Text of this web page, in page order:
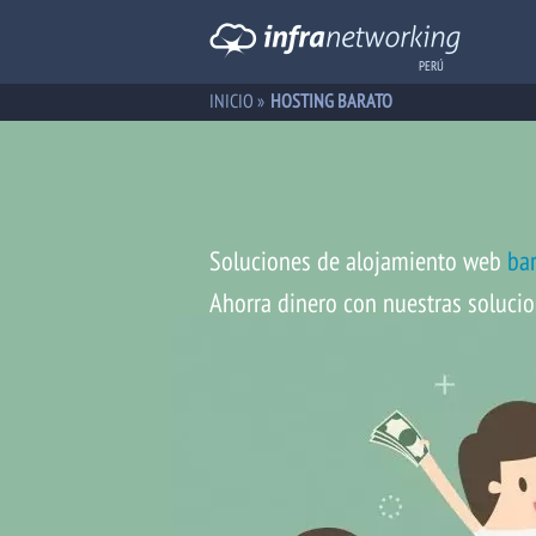
PERÚ
INICIO » HOSTING BARATO
Soluciones de alojamiento web
Ahorra dinero con nuestras